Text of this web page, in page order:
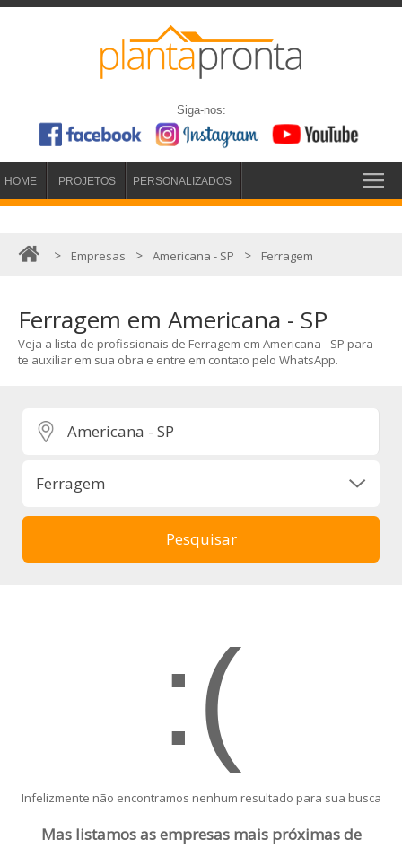
Siga-nos:
HOME PROJETOS PERSONALIZADOS
> Empresas > Americana - SP > Ferragem
Ferragem em Americana - SP
Veja a lista de profissionais de Ferragem em Americana - SP para
te auxiliar em sua obra e entre em contato pelo WhatsApp.
:(
Infelizmente não encontramos nenhum resultado para sua busca
Mas listamos as empresas mais próximas de